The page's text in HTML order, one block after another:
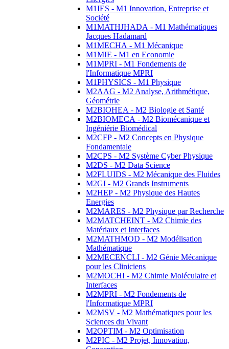
M1IES - M1 Innovation, Entreprise et
Société
M1MATHJHADA - M1 Mathématiques
Jacques Hadamard
M1MECHA - M1 Mécanique
M1MIE - M1 en Economie
M1MPRI - M1 Fondements de
l'Informatique MPRI
M1PHYSICS - M1 Physique
M2AAG - M2 Analyse, Arithmétique,
Géométrie
M2BIOHEA - M2 Biologie et Santé
M2BIOMECA - M2 Biomécanique et
Ingéniérie Biomédical
M2CFP - M2 Concepts en Physique
Fondamentale
M2CPS - M2 Système Cyber Physique
M2DS - M2 Data Science
M2FLUIDS - M2 Mécanique des Fluides
M2GI - M2 Grands Instruments
M2HEP - M2 Physique des Hautes
Energies
M2MARES - M2 Physique par Recherche
M2MATCHEINT - M2 Chimie des
Matériaux et Interfaces
M2MATHMOD - M2 Modélisation
Mathématique
M2MECENCLI - M2 Génie Mécanique
pour les Cliniciens
M2MOCHI - M2 Chimie Moléculaire et
Interfaces
M2MPRI - M2 Fondements de
l'Informatique MPRI
M2MSV - M2 Mathématiques pour les
Sciences du Vivant
M2OPTIM - M2 Optimisation
M2PIC - M2 Projet, Innovation,